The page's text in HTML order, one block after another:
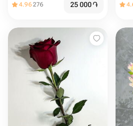
4.96276 25 000֏